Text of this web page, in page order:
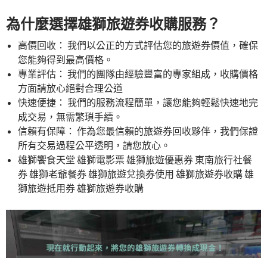
o
k
為什麼選擇雄獅旅遊券收購服務？
高價回收： 我們以公正的方式評估您的旅遊券價值，確保
您能夠得到最高價格。
專業評估： 我們的團隊由經驗豐富的專家組成，收購價格
方面請放心絕對合理公道
快速便捷： 我們的服務流程簡單，讓您能夠輕鬆快速地完
成交易，無需繁瑣手續。
信賴有保障： 作為您最信賴的旅遊券回收夥伴，我們保證
所有交易過程公平透明，請您放心。
雄獅饗食天堂 雄獅電影票 雄獅旅遊優惠券 東南旅行社餐
券 雄獅老爺餐券 雄獅旅遊兌換券使用 雄獅旅遊券收購 雄
獅旅遊抵用券 雄獅旅遊券收購